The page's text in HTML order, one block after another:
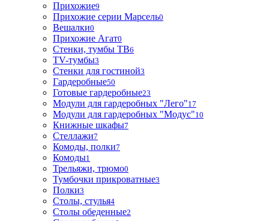
Прихожие9
Прихожие серии Марсель0
Вешалки0
Прихожие Агат0
Стенки, тумбы ТВ6
TV-тумбы3
Стенки для гостиной3
Гардеробные50
Готовые гардеробные23
Модули для гардеробных "Лего"17
Модули для гардеробных "Модус"10
Книжные шкафы7
Стеллажи7
Комоды, полки7
Комоды1
Трельяжи, трюмо0
Тумбочки прикроватные3
Полки3
Столы, стулья4
Столы обеденные2